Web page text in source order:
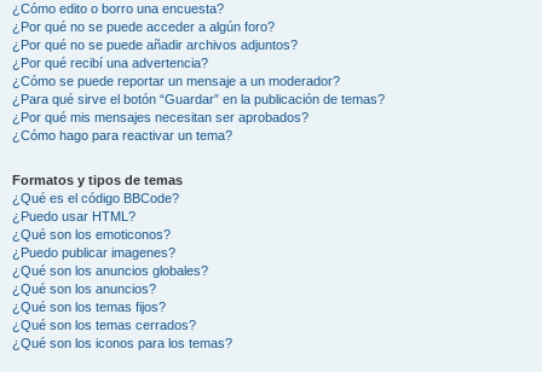
¿Cómo edito o borro una encuesta?
¿Por qué no se puede acceder a algún foro?
¿Por qué no se puede añadir archivos adjuntos?
¿Por qué recibí una advertencia?
¿Cómo se puede reportar un mensaje a un moderador?
¿Para qué sirve el botón “Guardar” en la publicación de temas?
¿Por qué mis mensajes necesitan ser aprobados?
¿Cómo hago para reactivar un tema?
Formatos y tipos de temas
¿Qué es el código BBCode?
¿Puedo usar HTML?
¿Qué son los emoticonos?
¿Puedo publicar imagenes?
¿Qué son los anuncios globales?
¿Qué son los anuncios?
¿Qué son los temas fijos?
¿Qué son los temas cerrados?
¿Qué son los iconos para los temas?